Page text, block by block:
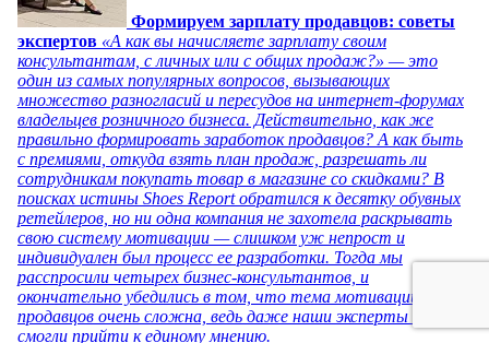
Формируем зарплату продавцов: советы
экспертов «А как вы начисляете зарплату своим
консультантам, с личных или с общих продаж?» — это
один из самых популярных вопросов, вызывающих
множество разногласий и пересудов на интернет-форумах
владельцев розничного бизнеса. Действительно, как же
правильно формировать заработок продавцов? А как быть
с премиями, откуда взять план продаж, разрешать ли
сотрудникам покупать товар в магазине со скидками? В
поисках истины Shoes Report обратился к десятку обувных
ретейлеров, но ни одна компания не захотела раскрывать
свою систему мотивации — слишком уж непрост и
индивидуален был процесс ее разработки. Тогда мы
расспросили четырех бизнес-консультантов, и
окончательно убедились в том, что тема мотивации
продавцов очень сложна, ведь даже наши эксперты не
смогли прийти к единому мнению.